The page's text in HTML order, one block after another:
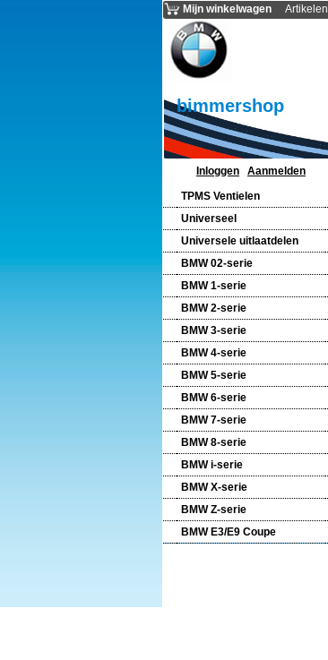
bimmershop
Mijn winkelwagen Artikelen
Inloggen
Aanmelden
TPMS Ventielen
Universeel
Universele uitlaatdelen
BMW 02-serie
BMW 1-serie
BMW 2-serie
BMW 3-serie
BMW 4-serie
BMW 5-serie
BMW 6-serie
BMW 7-serie
BMW 8-serie
BMW i-serie
BMW X-serie
BMW Z-serie
BMW E3/E9 Coupe